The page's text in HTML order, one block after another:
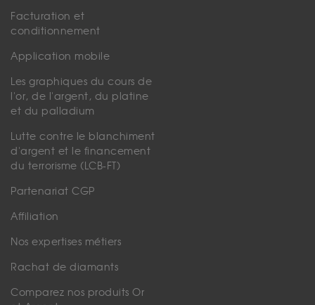
Facturation et
conditionnement
Application mobile
Les graphiques du cours de
l'or, de l'argent, du platine
et du palladium
Lutte contre le blanchiment
d'argent et le financement
du terrorisme (LCB-FT)
Partenariat CGP
Affiliation
Nos expertises métiers
Rachat de diamants
Comparez nos produits Or